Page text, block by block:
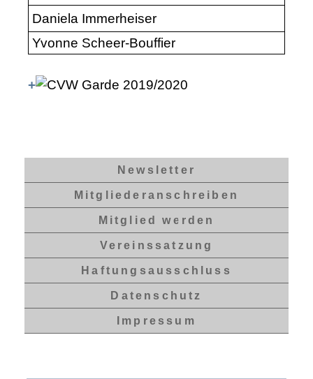
Daniela Immerheiser
Yvonne Scheer-Bouffier
+
Newsletter
Mitgliederanschreiben
Mitglied werden
Vereinssatzung
Haftungsausschluss
Datenschutz
Impressum